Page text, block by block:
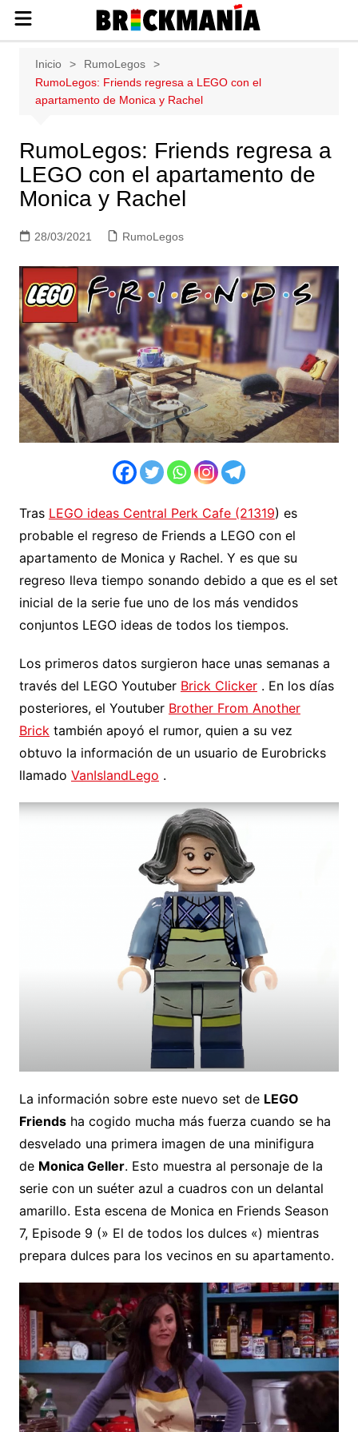
contenido
sobre las construcciones LEGO: Star
Wars, Harry Potter, City, Friends, Technic,
Ninjago, Duplo, Super Mario, Marvel,
Inicio
RumoLegos
RumoLegos: Friends regresa a LEGO con el
apartamento de Monica y Rachel
RumoLegos: Friends regresa a
LEGO con el apartamento de
Monica y Rachel
28/03/2021 RumoLegos
Tras LEGO ideas Central Perk Cafe (21319) es
probable el regreso de Friends a LEGO con el
apartamento de Monica y Rachel. Y es que su
regreso lleva tiempo sonando debido a que es el set
inicial de la serie fue uno de los más vendidos
conjuntos LEGO ideas de todos los tiempos.
Los primeros datos surgieron hace unas semanas a
través del LEGO Youtuber Brick Clicker. En los días
posteriores, el Youtuber Brother From Another
Bricktambién apoyó el rumor, quien a su vez
obtuvo la información de un usuario de Eurobricks
llamado VanIslandLego .
La información sobre este nuevo set de LEGO
Friendsha cogido mucha más fuerza cuando se ha
desvelado una primera imagen de una minifigura
de Monica Geller. Esto muestra al personaje de la
serie con un suéter azul a cuadros con un delantal
amarillo. Esta escena de Monica en Friends Season
7, Episode 9 (» El de todos los dulces «) mientras
prepara dulces para los vecinos en su apartamento.